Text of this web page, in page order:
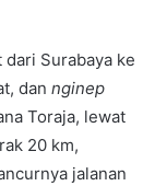
Surabaya ke
dan nginep
Toraja, lewat
20 km,
jalanan